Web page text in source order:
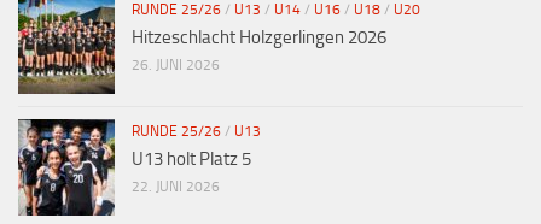
RUNDE 25/26 / U13 / U14 / U16 / U18 / U20
Hitzeschlacht Holzgerlingen 2026
26. JUNI 2026
RUNDE 25/26 / U13
U13 holt Platz 5
22. JUNI 2026